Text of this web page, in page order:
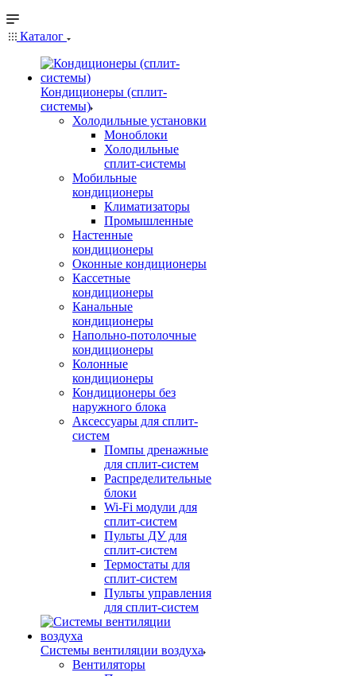
Каталог
Кондиционеры (сплит-
системы)
Холодильные установки
Моноблоки
Холодильные
сплит-системы
Мобильные
кондиционеры
Климатизаторы
Промышленные
Настенные
кондиционеры
Оконные кондиционеры
Кассетные
кондиционеры
Канальные
кондиционеры
Напольно-потолочные
кондиционеры
Колонные
кондиционеры
Кондиционеры без
наружного блока
Аксессуары для сплит-
систем
Помпы дренажные
для сплит-систем
Распределительные
блоки
Wi-Fi модули для
сплит-систем
Пульты ДУ для
сплит-систем
Термостаты для
сплит-систем
Пульты управления
для сплит-систем
Системы вентиляции воздуха
Вентиляторы